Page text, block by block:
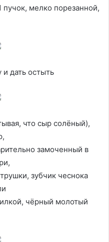
пучок, мелко порезанной,
дать остыть
что сыр солёный),
замоченный в
зубчик чеснока
чёрный молотый